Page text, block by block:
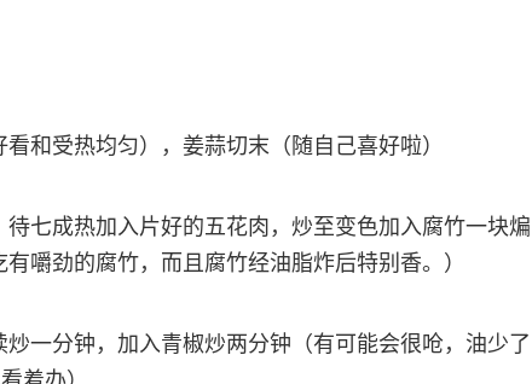
和受热均匀），姜蒜切末（随自己喜好啦）
七成热加入片好的五花肉，炒至变色加入腐竹一块煸
嚼劲的腐竹，而且腐竹经油脂炸后特别香。）
一分钟，加入青椒炒两分钟（有可能会很呛，油少了